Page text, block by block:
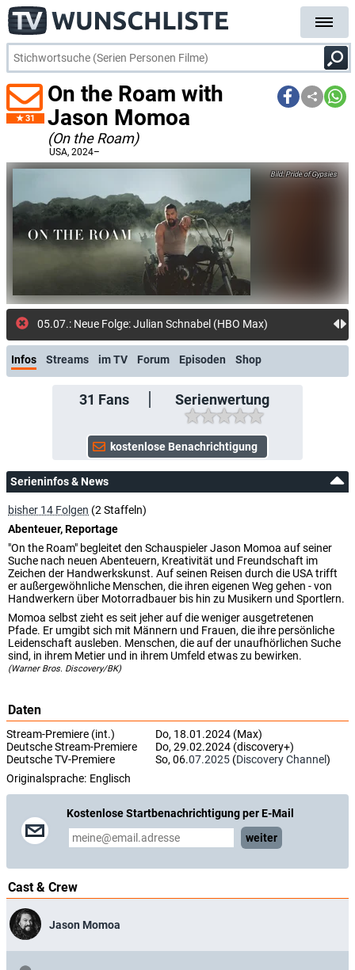
31
On the Roam with
Jason Momoa
(On the Roam)
USA, 2024–
Pride of Gypsies
05.07.: Neue Folge: Julian Schnabel (HBO Max)
Infos Streams im TV Forum Episoden Shop
31 Fans Serienwertung
Serieninfos & News
bisher 14 Folgen (2 Staffeln)
Abenteuer, Reportage
"On the Roam" begleitet den Schauspieler Jason Momoa auf seiner
Suche nach neuen Abenteuern, Kreativität und Freundschaft im
Zeichen der Handwerkskunst. Auf seinen Reisen durch die USA trifft
er außergewöhnliche Menschen, die ihren eigenen Weg gehen - von
Handwerkern über Motorradbauer bis hin zu Musikern und Sportlern.
Momoa selbst zieht es seit jeher auf die weniger ausgetretenen
Pfade. Er umgibt sich mit Männern und Frauen, die ihre persönliche
Leidenschaft ausleben. Menschen, die auf der unaufhörlichen Suche
sind, in ihrem Metier und in ihrem Umfeld etwas zu bewirken.
(Warner Bros. Discovery/BK)
Daten
Stream-Premiere (int.)
Do, 18.01.2024 (Max)
Deutsche Stream-Premiere
Do, 29.02.2024 (discovery+)
Deutsche TV-Premiere
So, 06.07.2025 (Discovery Channel)
Originalsprache: Englisch
Kostenlose Startbenachrichtigung per E-Mail
weiter
Cast & Crew
Jason Momoa